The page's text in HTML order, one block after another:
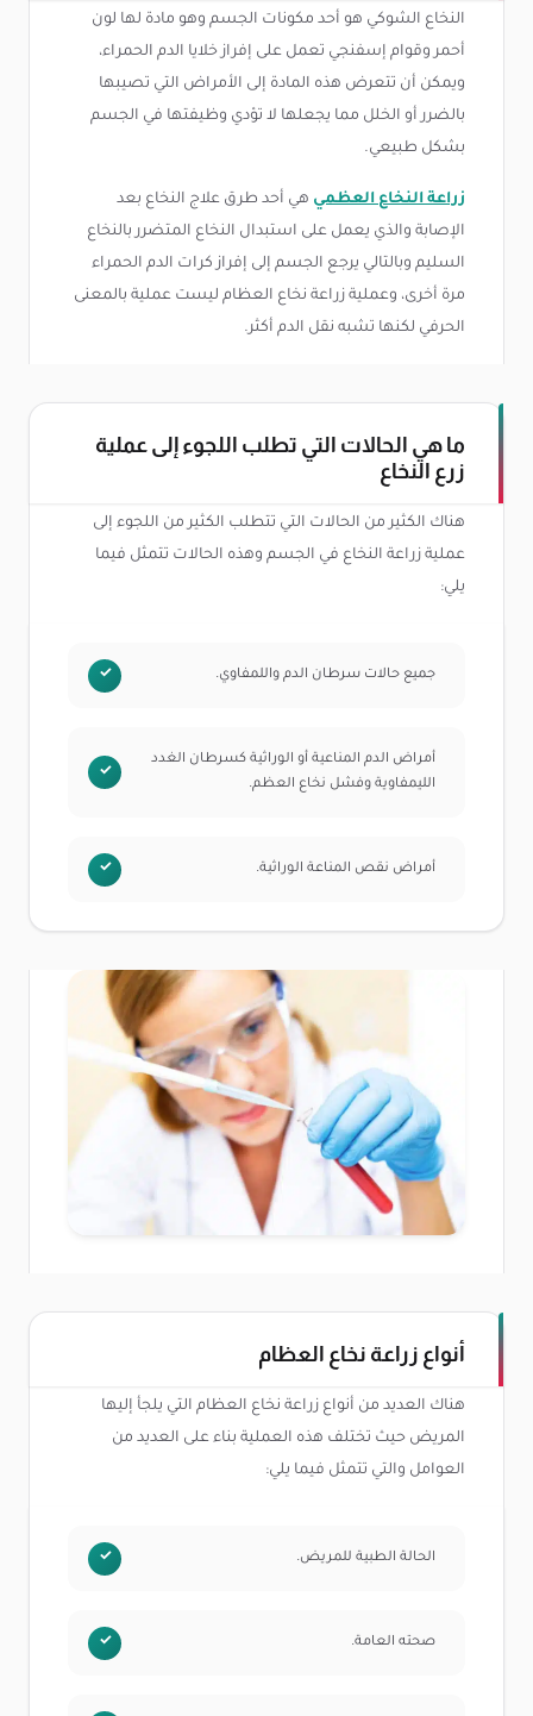
النخاع الشوكي هو أحد مكونات الجسم وهو مادة لها لون
أحمر وقوام إسفنجي تعمل على إفراز خلايا الدم الحمراء،
ويمكن أن تتعرض هذه المادة إلى الأمراض التي تصيبها
بالضرر أو الخلل مما يجعلها لا تؤدي وظيفتها في الجسم
بشكل طبيعي.
زراعة النخاع العظمي هي أحد طرق علاج النخاع بعد
الإصابة والذي يعمل على استبدال النخاع المتضرر بالنخاع
السليم وبالتالي يرجع الجسم إلى إفراز كرات الدم الحمراء
مرة أخرى، وعملية زراعة نخاع العظام ليست عملية بالمعنى
الحرفي لكنها تشبه نقل الدم أكثر.
ما هي الحالات التي تطلب اللجوء إلى عملية
زرع النخاع
هناك الكثير من الحالات التي تتطلب الكثير من اللجوء إلى
عملية زراعة النخاع في الجسم وهذه الحالات تتمثل فيما
يلي:
جميع حالات سرطان الدم واللمفاوي.
أمراض الدم المناعية أو الوراثية كسرطان الغدد
الليمفاوية وفشل نخاع العظم.
أمراض نقص المناعة الوراثية.
أنواع زراعة نخاع العظام
هناك العديد من أنواع زراعة نخاع العظام التي يلجأ إليها
المريض حيث تختلف هذه العملية بناء على العديد من
العوامل والتي تتمثل فيما يلي:
الحالة الطبية للمريض.
صحته العامة.